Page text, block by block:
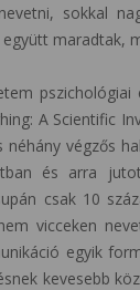
sokkal
együtt maradtak,
A Scientific
néhány végzős
és arra
csak 10
vicceken
egyik
kevesebb